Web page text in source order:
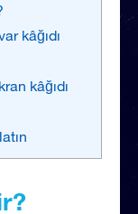
kâğıdı
kâğıdı